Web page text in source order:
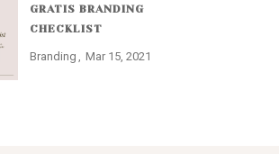
GRATIS BRANDING
CHECKLIST
Branding Mar 15, 2021